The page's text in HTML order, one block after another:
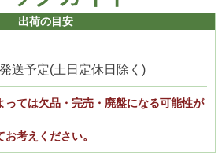
出荷の目安
送予定(土日定休日除く)
っては欠品・完売・廃盤になる可能性が
考えください。